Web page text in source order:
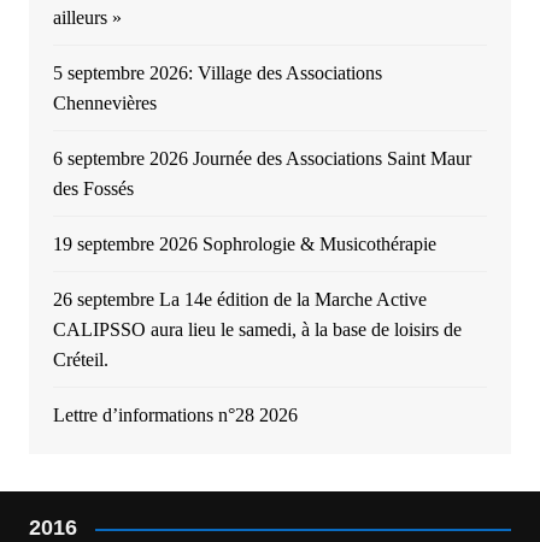
ailleurs »
5 septembre 2026: Village des Associations
Chennevières
6 septembre 2026 Journée des Associations Saint Maur
des Fossés
19 septembre 2026 Sophrologie & Musicothérapie
26 septembre La 14e édition de la Marche Active
CALIPSSO aura lieu le samedi, à la base de loisirs de
Créteil.
Lettre d’informations n°28 2026
2016